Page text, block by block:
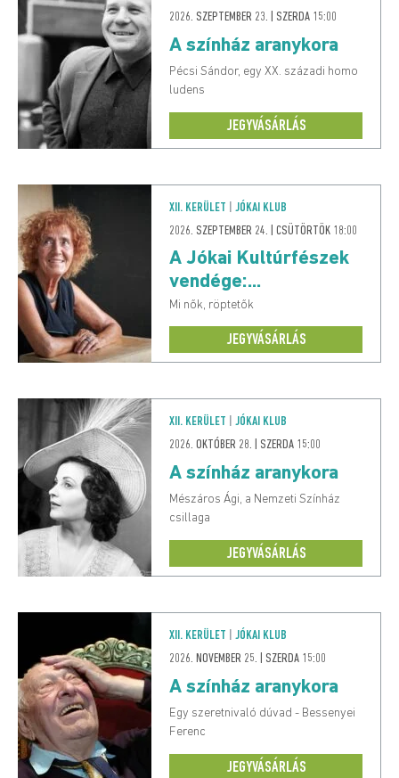
2026. SZEPTEMBER 23. | SZERDA 15:00
A színház aranykora
Pécsi Sándor, egy XX. századi homo
ludens
JEGYVÁSÁRLÁS
XII. KERÜLET
JÓKAI KLUB
2026. SZEPTEMBER 24. | CSÜTÖRTÖK 18:00
A Jókai Kultúrfészek
vendége:...
Mi nők, röptetők
JEGYVÁSÁRLÁS
XII. KERÜLET
JÓKAI KLUB
2026. OKTÓBER 28. | SZERDA 15:00
A színház aranykora
Mészáros Ági, a Nemzeti Színház
csillaga
JEGYVÁSÁRLÁS
XII. KERÜLET
JÓKAI KLUB
2026. NOVEMBER 25. | SZERDA 15:00
A színház aranykora
Egy szeretnivaló dúvad - Bessenyei
Ferenc
JEGYVÁSÁRLÁS